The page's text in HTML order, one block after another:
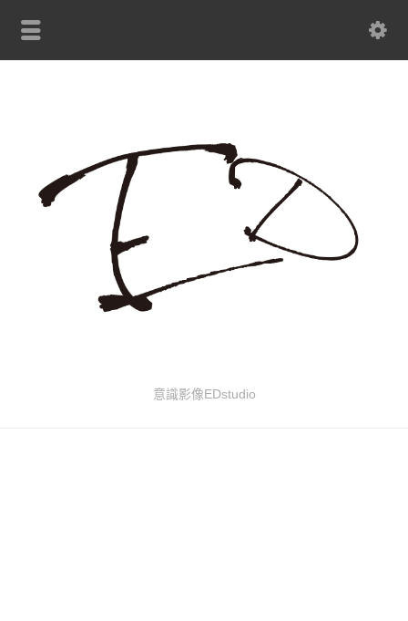
意識影像EDstudio